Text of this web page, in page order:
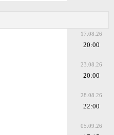
17.08.26
20:00
23.08.26
20:00
28.08.26
22:00
05.09.26